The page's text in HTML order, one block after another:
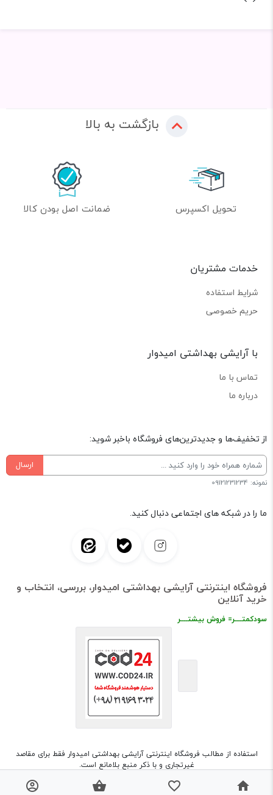
بازگشت به بالا
تحویل اکسپرس ضمانت اصل بودن کالا
خدمات مشتریان
شرایط استفاده
حریم خصوصی
با آرایشی بهداشتی امیدوار
تماس با ما
درباره ما
از تخفیف‌ها و جدیدترین‌های فروشگاه باخبر شوید:
ارسال
نمونه: 09121231234
ما را در شبکه های اجتماعی دنبال کنید.
فروشگاه اینترنتی آرایشی بهداشتی امیدوار، بررسی، انتخاب و
خرید آنلاین
سودکمتــــر= فروش بیشتــــر
استفاده از مطالب فروشگاه اینترنتی آرایشی بهداشتی امیدوار فقط برای مقاصد
غیرتجاری و با ذکر منبع بلامانع است.
طراحی و اجراشرکت مهسان فراز قومس (cod24.ir)